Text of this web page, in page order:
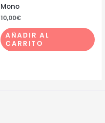
Mono
10,00€
AÑADIR AL
CARRITO